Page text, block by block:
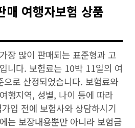
매 여행자보험 상품
장 많이 판매되는 표준형과 고
니다. 보험료는 10박 11일의 여
로 산정되었습니다. 보험료와
행지역, 성별, 나이 등에 따라
입 전에 보험사와 상담하시기
는 보장내용뿐만 아니라 보험금